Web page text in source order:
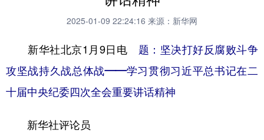
科创 量子
访谈 视频 图片 政务
法律 中央文件 金融
2025-01-09 22:24:16 来源：新华网
新华社北京1月9日电 题：坚决打好反腐败斗争
攻坚战持久战总体战——学习贯彻习近平总书记在二
十届中央纪委四次全会重要讲话精神
新华社评论员